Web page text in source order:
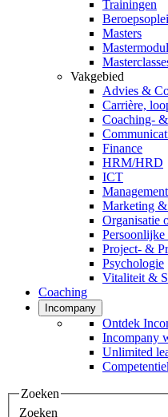
Trainingen
Masters
Vakgebied
Advies &
Carrière,
Coaching-
Finance
HRM/HRD
ICT
Marketing &
Organisatie
Project- &
Psychologie
Vitaliteit &
Coaching
Incompany
Ontdek
Incompany
Unlimited
Zoeken
Zoeken